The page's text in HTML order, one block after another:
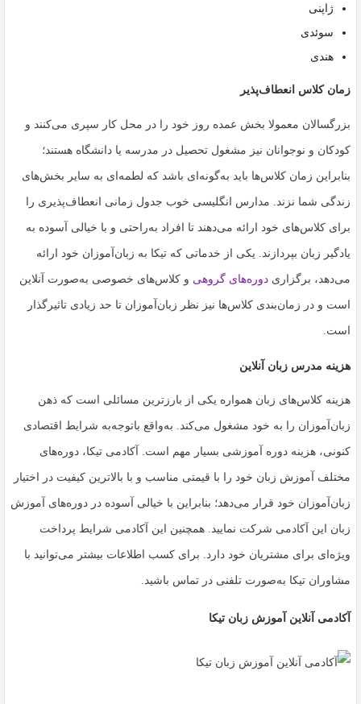
ژاپنی
سوئدی
هندی
زمان کلاس انعطاف‌پذیر
بزرگسالان معمولا بخش عمده روز خود را در محل کار سپری می‌کنند و
کودکان و نوجوانان نیز مشغول تحصیل در مدرسه یا دانشگاه هستند؛
بنابراین زمان کلاس‌ها باید به‌گونه‌ای باشد که لطمه‌ای به سایر بخش‌های
زندگی شما نزند. مدارس انگلیسی خوب جدول زمانی انعطاف‌پذیری را
برای کلاس‌های خود ارائه می‌دهند تا افراد به‌راحتی و با خیالی آسوده به
یادگیر زبان بپردازند. یکی از خدماتی که تیکا به زبان‌آموزان خود ارائه
می‌دهد، برگزاری دوره‌های گروهی و کلاس‌های خصوصی به‌صورت آنلاین
است و در زمان‌بندی کلاس‌ها نیز نظر زبان‌آموزان تا حد زیادی تاثیرگذار
است.
هزینه مدرس زبان آنلاین
هزینه کلاس‌های زبان همواره یکی از بارزترین مسائلی است که ذهن
زبان‌آموزان را به خود مشغول می‌کند. به‌واقع باتوجه‌به شرایط اقتصادی
کنونی، هزینه دوره آموزشی بسیار مهم است. آکادمی تیکا، دوره‌های
مختلف آموزش زبان خود را با قیمتی مناسب و با بالاترین کیفیت در اختیار
زبان‌آموزان خود قرار می‌دهد؛ بنابراین با خیالی آسوده در دوره‌های آموزش
زبان این آکادمی شرکت نمایید. همچنین این آکادمی شرایط پرداخت
ویژه‌ای برای مشتریان خود دارد. برای کسب اطلاعات بیشتر می‌توانید با
مشاوران تیکا به‌صورت تلفنی در تماس باشید.
آکادمی آنلاین آموزش زبان تیکا